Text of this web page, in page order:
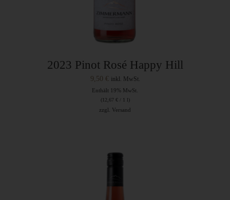
2023 Pinot Rosé Happy Hill
9,50 € inkl. MwSt.
Enthält 19% MwSt.
(12,67 € / 1 l)
zzgl. Versand